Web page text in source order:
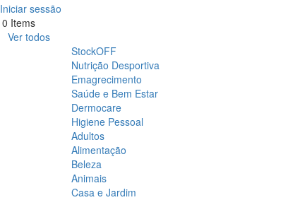
Iniciar sessão
0 Items
Ver todos
StockOFF
Nutrição Desportiva
Emagrecimento
Saúde e Bem Estar
Dermocare
Higiene Pessoal
Adultos
Alimentação
Beleza
Animais
Casa e Jardim